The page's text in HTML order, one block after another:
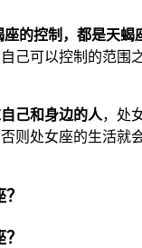
的控制，都是天蝎
可以控制的范
己和身边的人，处
处女座的生活